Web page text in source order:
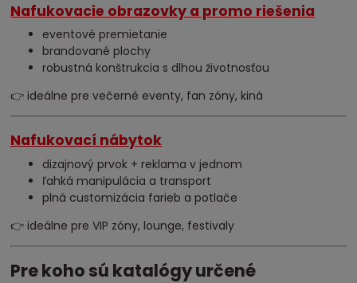
Nafukovacie obrazovky a promo riešenia
eventové premietanie
brandované plochy
robustná konštrukcia s dlhou životnosťou
👉 ideálne pre večerné eventy, fan zóny, kiná
Nafukovací nábytok
dizajnový prvok + reklama v jednom
ľahká manipulácia a transport
plná customizácia farieb a potlače
👉 ideálne pre VIP zóny, lounge, festivaly
Pre koho sú katalógy určené